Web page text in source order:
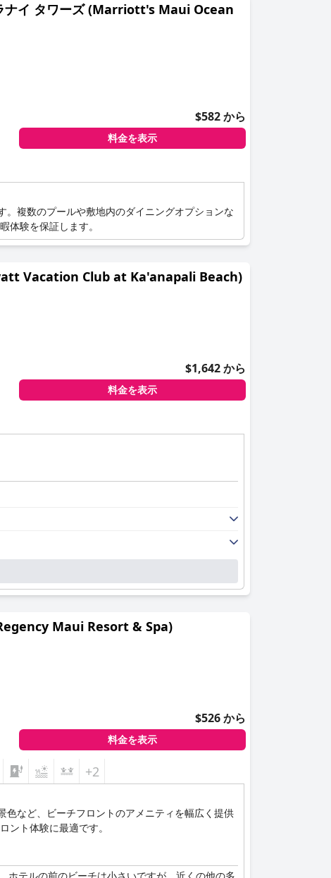
ナイ タワーズ (Marriott's Maui Ocean
$582 から
料金を表示
複数のプールや敷地内のダイニングオプションな
体験を保証します。
Vacation Club at Ka'anapali Beach)
$1,642 から
料金を表示
Maui Resort & Spa)
$526 から
料金を表示
+2
など、ビーチフロントのアメニティを幅広く提供
ント体験に最適です。